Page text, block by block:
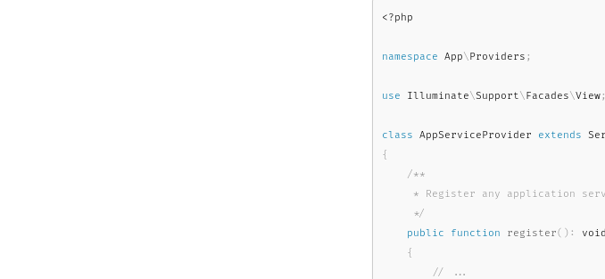
<?php
namespace App\Providers ;
use Illuminate\Support\ Facades\View;
class AppServiceProvider extends
{
/**
* Register any application
     */
public
function register( ) :
void
{